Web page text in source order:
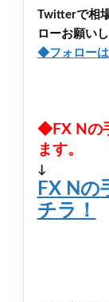
Twitterで相
ローお願いし
◆フォロー
◆FX Nの
ます。
↓
FX Nの
チラ！